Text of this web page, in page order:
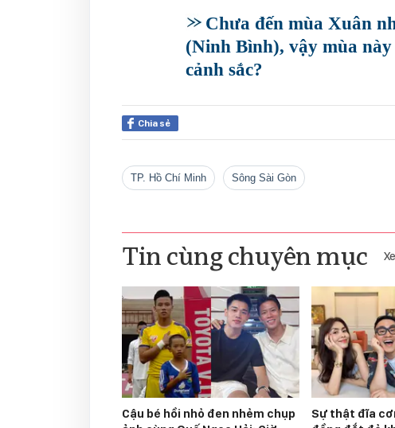
Chưa đến mùa Xuân
(Ninh Bình), vậy mùa
cảnh sắc?
Chia sẻ
TP. Hồ Chí Minh sông Sài Gòn
Tin cùng chuyên mục
Cậu bé hồi nhỏ đen nhẻm chụp
Sự thật đĩa